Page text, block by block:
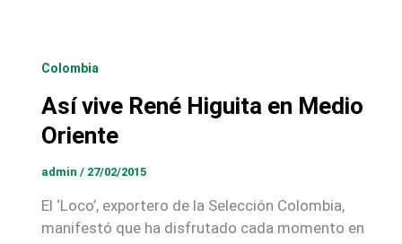
Colombia
Así vive René Higuita en Medio
Oriente
admin / 27/02/2015
El ‘Loco’, exportero de la Selección Colombia,
manifestó que ha disfrutado cada momento en